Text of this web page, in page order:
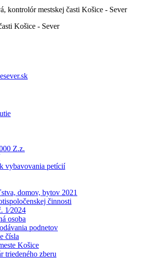
kontrolór mestskej časti Košice - Sever
Košice - Sever
Z.z.
vybavovania petícií
domov, bytov 2021
činnosti
1⁄2024
osoba
podnetov
čísla
Košice
triedeného zberu